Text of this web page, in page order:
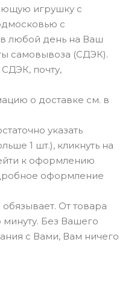
игрушку с
с
любой день на Ваш
самовывоза (СДЭК).
почту,
о доставке см. в
указать
1 шт.), кликнуть на
к оформлению
оформление
От товара
Без Вашего
с Вами, Вам ничего